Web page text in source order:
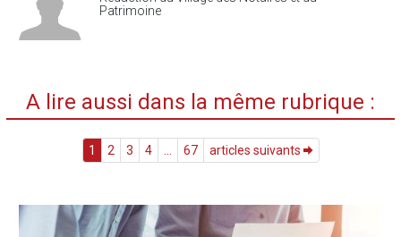
Patrimoine
A lire aussi dans la même rubrique :
1 2 3 4 67 articles suivants